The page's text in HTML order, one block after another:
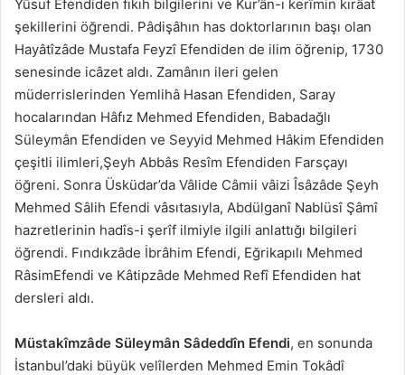
Yûsuf Efendiden fıkıh bilgilerini ve Kur’ân-ı kerîmin kırâat
şekillerini öğrendi. Pâdişâhın has doktorlarının başı olan
Hayâtîzâde Mustafa Feyzî Efendiden de ilim öğrenip, 1730
senesinde icâzet aldı. Zamânın ileri gelen
müderrislerinden Yemlihâ Hasan Efendiden, Saray
hocalarından Hâfız Mehmed Efendiden, Babadağlı
Süleymân Efendiden ve Seyyid Mehmed Hâkim Efendiden
çeşitli ilimleri,Şeyh Abbâs Resîm Efendiden Farsçayı
öğreni. Sonra Üsküdar’da Vâlide Câmii vâizi Îsâzâde Şeyh
Mehmed Sâlih Efendi vâsıtasıyla, Abdülganî Nablüsî Şâmî
hazretlerinin hadîs-i şerîf ilmiyle ilgili anlattığı bilgileri
öğrendi. Fındıkzâde İbrâhim Efendi, Eğrikapılı Mehmed
RâsimEfendi ve Kâtipzâde Mehmed Refî Efendiden hat
dersleri aldı.
Müstakîmzâde Süleymân Sâdeddîn Efendi, en sonunda
İstanbul’daki büyük velîlerden Mehmed Emin Tokâdî